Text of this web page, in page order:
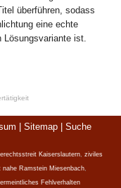
überführen, sodass
eine echte
ist.
Sitemap Suche
Kaiserslautern, ziviles
nahe Ramstein Miesenbach,
Fehlverhalten